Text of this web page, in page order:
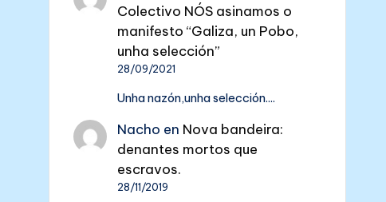
Colectivo NÓS asinamos o
manifesto “Galiza, un Pobo,
unha selección”
28/09/2021
Unha nazón,unha selección....
Nacho en Nova bandeira:
denantes mortos que
escravos.
28/11/2019